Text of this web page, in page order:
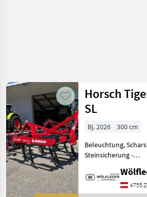
Horsch
SL
Bj. 2026
300 cm
Beleuchtung,
Steinsicherung -
Transportbreite: 3,
Gewicht mit
4755